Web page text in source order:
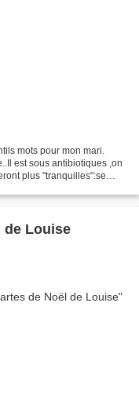
mots pour mon mari.
est sous antibiotiques ,on
plus "tranquilles":se
de Louise